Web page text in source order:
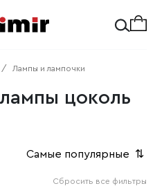
Лампы и лампочки
цоколь
Самые популярные ⇅
Сбросить все фильтры